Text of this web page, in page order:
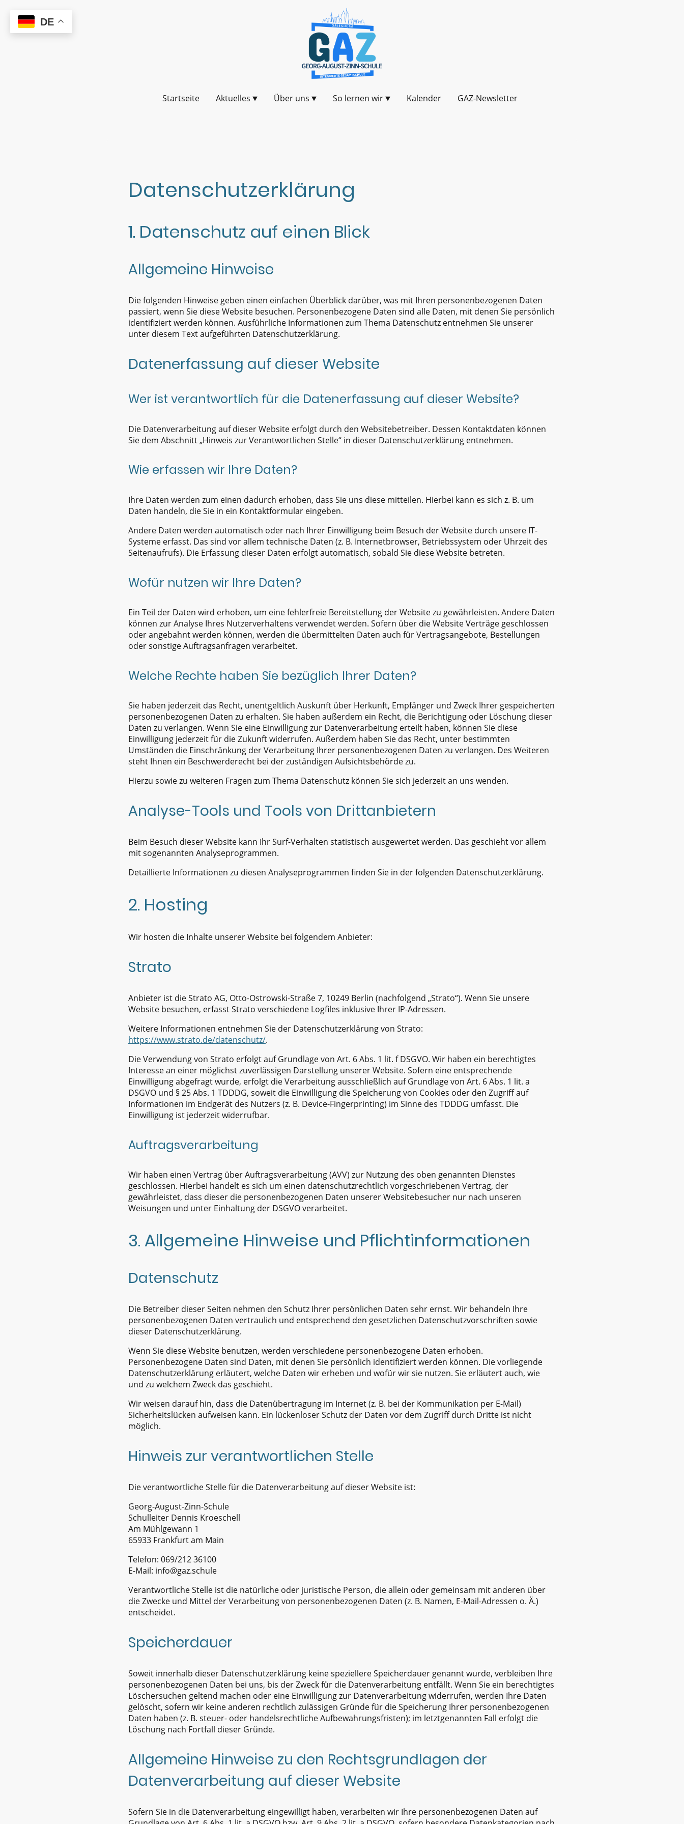
Startseite Aktuelles Über uns So lernen wir Kalender GAZ-Newsletter
Datenschutz­erklärung
1. Datenschutz auf einen Blick
Allgemeine Hinweise
Die folgenden Hinweise geben einen einfachen Überblick darüber, was mit Ihren personenbezogenen Daten
passiert, wenn Sie diese Website besuchen. Personenbezogene Daten sind alle Daten, mit denen Sie persönlich
identifiziert werden können. Ausführliche Informationen zum Thema Datenschutz entnehmen Sie unserer
unter diesem Text aufgeführten Datenschutzerklärung.
Datenerfassung auf dieser Website
Wer ist verantwortlich für die Datenerfassung auf dieser Website?
Die Datenverarbeitung auf dieser Website erfolgt durch den Websitebetreiber. Dessen Kontaktdaten können
Sie dem Abschnitt „Hinweis zur Verantwortlichen Stelle“ in dieser Datenschutzerklärung entnehmen.
Wie erfassen wir Ihre Daten?
Ihre Daten werden zum einen dadurch erhoben, dass Sie uns diese mitteilen. Hierbei kann es sich z. B. um
Daten handeln, die Sie in ein Kontaktformular eingeben.
Andere Daten werden automatisch oder nach Ihrer Einwilligung beim Besuch der Website durch unsere IT-
Systeme erfasst. Das sind vor allem technische Daten (z. B. Internetbrowser, Betriebssystem oder Uhrzeit des
Seitenaufrufs). Die Erfassung dieser Daten erfolgt automatisch, sobald Sie diese Website betreten.
Wofür nutzen wir Ihre Daten?
Ein Teil der Daten wird erhoben, um eine fehlerfreie Bereitstellung der Website zu gewährleisten. Andere Daten
können zur Analyse Ihres Nutzerverhaltens verwendet werden. Sofern über die Website Verträge geschlossen
oder angebahnt werden können, werden die übermittelten Daten auch für Vertragsangebote, Bestellungen
oder sonstige Auftragsanfragen verarbeitet.
Welche Rechte haben Sie bezüglich Ihrer Daten?
Sie haben jederzeit das Recht, unentgeltlich Auskunft über Herkunft, Empfänger und Zweck Ihrer gespeicherten
personenbezogenen Daten zu erhalten. Sie haben außerdem ein Recht, die Berichtigung oder Löschung dieser
Daten zu verlangen. Wenn Sie eine Einwilligung zur Datenverarbeitung erteilt haben, können Sie diese
Einwilligung jederzeit für die Zukunft widerrufen. Außerdem haben Sie das Recht, unter bestimmten
Umständen die Einschränkung der Verarbeitung Ihrer personenbezogenen Daten zu verlangen. Des Weiteren
steht Ihnen ein Beschwerderecht bei der zuständigen Aufsichtsbehörde zu.
Hierzu sowie zu weiteren Fragen zum Thema Datenschutz können Sie sich jederzeit an uns wenden.
Analyse-Tools und Tools von Dritt­anbietern
Beim Besuch dieser Website kann Ihr Surf-Verhalten statistisch ausgewertet werden. Das geschieht vor allem
mit sogenannten Analyseprogrammen.
Detaillierte Informationen zu diesen Analyseprogrammen finden Sie in der folgenden Datenschutzerklärung.
2. Hosting
Wir hosten die Inhalte unserer Website bei folgendem Anbieter:
Strato
Anbieter ist die Strato AG, Otto-Ostrowski-Straße 7, 10249 Berlin (nachfolgend „Strato“). Wenn Sie unsere
Website besuchen, erfasst Strato verschiedene Logfiles inklusive Ihrer IP-Adressen.
Weitere Informationen entnehmen Sie der Datenschutzerklärung von Strato:
https://www.strato.de/datenschutz/.
Die Verwendung von Strato erfolgt auf Grundlage von Art. 6 Abs. 1 lit. f DSGVO. Wir haben ein berechtigtes
Interesse an einer möglichst zuverlässigen Darstellung unserer Website. Sofern eine entsprechende
Einwilligung abgefragt wurde, erfolgt die Verarbeitung ausschließlich auf Grundlage von Art. 6 Abs. 1 lit. a
DSGVO und § 25 Abs. 1 TDDDG, soweit die Einwilligung die Speicherung von Cookies oder den Zugriff auf
Informationen im Endgerät des Nutzers (z. B. Device-Fingerprinting) im Sinne des TDDDG umfasst. Die
Einwilligung ist jederzeit widerrufbar.
Auftragsverarbeitung
Wir haben einen Vertrag über Auftragsverarbeitung (AVV) zur Nutzung des oben genannten Dienstes
geschlossen. Hierbei handelt es sich um einen datenschutzrechtlich vorgeschriebenen Vertrag, der
gewährleistet, dass dieser die personenbezogenen Daten unserer Websitebesucher nur nach unseren
Weisungen und unter Einhaltung der DSGVO verarbeitet.
3. Allgemeine Hinweise und Pflicht­informationen
Datenschutz
Die Betreiber dieser Seiten nehmen den Schutz Ihrer persönlichen Daten sehr ernst. Wir behandeln Ihre
personenbezogenen Daten vertraulich und entsprechend den gesetzlichen Datenschutzvorschriften sowie
dieser Datenschutzerklärung.
Wenn Sie diese Website benutzen, werden verschiedene personenbezogene Daten erhoben.
Personenbezogene Daten sind Daten, mit denen Sie persönlich identifiziert werden können. Die vorliegende
Datenschutzerklärung erläutert, welche Daten wir erheben und wofür wir sie nutzen. Sie erläutert auch, wie
und zu welchem Zweck das geschieht.
Wir weisen darauf hin, dass die Datenübertragung im Internet (z. B. bei der Kommunikation per E-Mail)
Sicherheitslücken aufweisen kann. Ein lückenloser Schutz der Daten vor dem Zugriff durch Dritte ist nicht
möglich.
Hinweis zur verantwortlichen Stelle
Die verantwortliche Stelle für die Datenverarbeitung auf dieser Website ist:
Georg-August-Zinn-Schule
Schulleiter Dennis Kroeschell
Am Mühlgewann 1
65933 Frankfurt am Main
Telefon: 069/212 36100
E-Mail: info@gaz.schule
Verantwortliche Stelle ist die natürliche oder juristische Person, die allein oder gemeinsam mit anderen über
die Zwecke und Mittel der Verarbeitung von personenbezogenen Daten (z. B. Namen, E-Mail-Adressen o. Ä.)
entscheidet.
Speicherdauer
Soweit innerhalb dieser Datenschutzerklärung keine speziellere Speicherdauer genannt wurde, verbleiben Ihre
personenbezogenen Daten bei uns, bis der Zweck für die Datenverarbeitung entfällt. Wenn Sie ein berechtigtes
Löschersuchen geltend machen oder eine Einwilligung zur Datenverarbeitung widerrufen, werden Ihre Daten
gelöscht, sofern wir keine anderen rechtlich zulässigen Gründe für die Speicherung Ihrer personenbezogenen
Daten haben (z. B. steuer- oder handelsrechtliche Aufbewahrungsfristen); im letztgenannten Fall erfolgt die
Löschung nach Fortfall dieser Gründe.
Allgemeine Hinweise zu den Rechtsgrundlagen der
Datenverarbeitung auf dieser Website
Sofern Sie in die Datenverarbeitung eingewilligt haben, verarbeiten wir Ihre personenbezogenen Daten auf
DE